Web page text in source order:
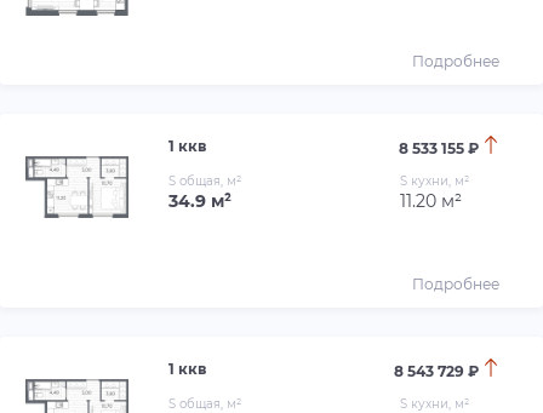
Подробнее
1 ккв 8 533 155 ₽
S общая, м²
34.9 м²
S кухни, м²
11.20 м²
Подробнее
1 ккв 8 543 729 ₽
S общая, м² S кухни, м²